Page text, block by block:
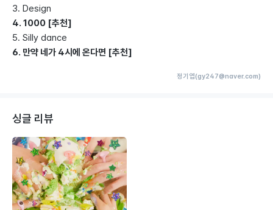
3. Design
4. 1000 [추천]
5. Silly dance
6. 만약 네가 4시에 온다면 [추천]
정기엽(gy247@naver.com)
싱글 리뷰